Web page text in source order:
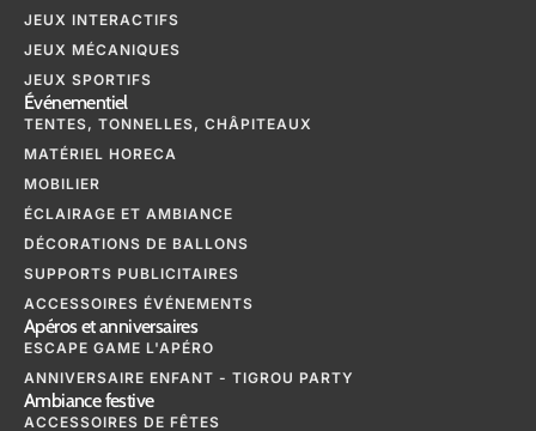
JEUX INTERACTIFS
JEUX MÉCANIQUES
JEUX SPORTIFS
Événementiel
TENTES, TONNELLES, CHÂPITEAUX
MATÉRIEL HORECA
MOBILIER
ÉCLAIRAGE ET AMBIANCE
DÉCORATIONS DE BALLONS
SUPPORTS PUBLICITAIRES
ACCESSOIRES ÉVÉNEMENTS
Apéros et anniversaires
ESCAPE GAME L'APÉRO
ANNIVERSAIRE ENFANT - TIGROU PARTY
Ambiance festive
ACCESSOIRES DE FÊTES